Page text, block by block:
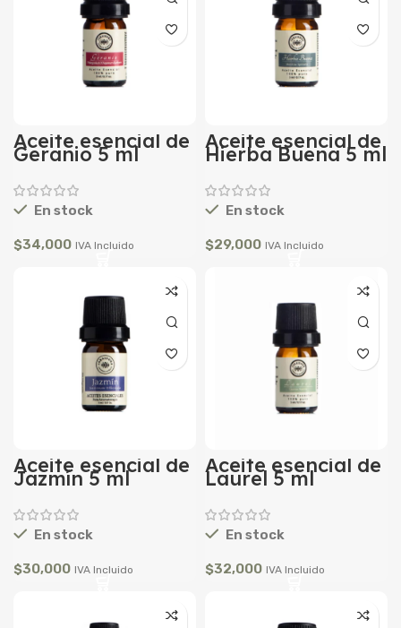
Aceite esencial de
Geranio 5 ml
En stock
$34,000 IVA Incluido
Aceite esencial de
Hierba Buena 5 ml
En stock
$29,000 IVA Incluido
Aceite esencial de
Jazmín 5 ml
En stock
$30,000 IVA Incluido
Aceite esencial de
Laurel 5 ml
En stock
$32,000 IVA Incluido